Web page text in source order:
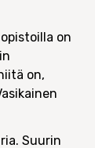
on
on,
Suurin